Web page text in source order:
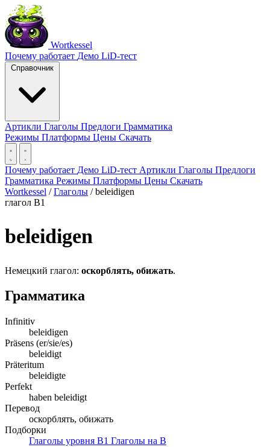
Wortkessel
Почему работает Демо LiD-тест
Справочник
Артикли Глаголы Предлоги Грамматика
Режимы Платформы Цены Скачать
Почему работает Демо LiD-тест Артикли Глаголы Предлоги
Грамматика Режимы Платформы Цены Скачать
Wortkessel / Глаголы / beleidigen
глагол B1
beleidigen
Немецкий глагол: оскорблять, обижать.
Грамматика
Infinitiv
beleidigen
Präsens (er/sie/es)
beleidigt
Präteritum
beleidigte
Perfekt
haben beleidigt
Перевод
оскорблять, обижать
Подборки
Глаголы уровня B1 Глаголы на B